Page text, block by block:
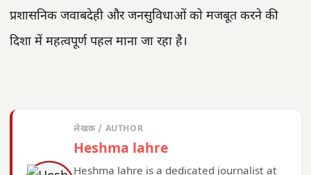
प्रशासनिक जवाबदेही और जनसुविधाओं को मजबूत करने की
दिशा में महत्वपूर्ण पहल माना जा रहा है।
लेखक / AUTHOR
Heshma lahre
Heshma lahre is a dedicated journalist at